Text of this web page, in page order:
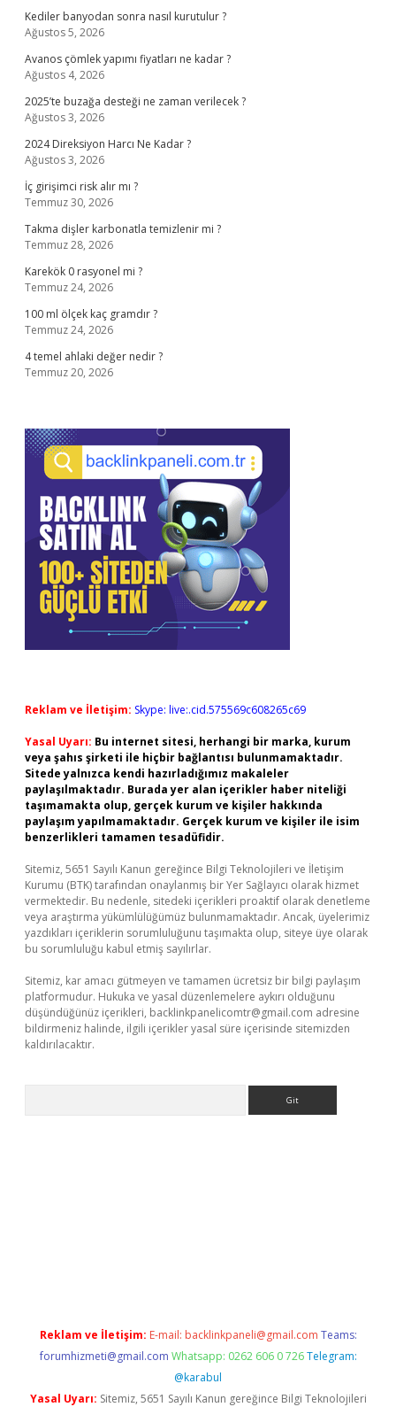
Kediler banyodan sonra nasıl kurutulur ?
Ağustos 5, 2026
Avanos çömlek yapımı fiyatları ne kadar ?
Ağustos 4, 2026
2025’te buzağa desteği ne zaman verilecek ?
Ağustos 3, 2026
2024 Direksiyon Harcı Ne Kadar ?
Ağustos 3, 2026
İç girişimci risk alır mı ?
Temmuz 30, 2026
Takma dişler karbonatla temizlenir mi ?
Temmuz 28, 2026
Karekök 0 rasyonel mi ?
Temmuz 24, 2026
100 ml ölçek kaç gramdır ?
Temmuz 24, 2026
4 temel ahlaki değer nedir ?
Temmuz 20, 2026
Reklam ve İletişim: Skype: live:.cid.575569c608265c69
Yasal Uyarı: Bu internet sitesi, herhangi bir marka, kurum
veya şahıs şirketi ile hiçbir bağlantısı bulunmamaktadır.
Sitede yalnızca kendi hazırladığımız makaleler
paylaşılmaktadır. Burada yer alan içerikler haber niteliği
taşımamakta olup, gerçek kurum ve kişiler hakkında
paylaşım yapılmamaktadır. Gerçek kurum ve kişiler ile isim
benzerlikleri tamamen tesadüfidir.
Sitemiz, 5651 Sayılı Kanun gereğince Bilgi Teknolojileri ve İletişim
Kurumu (BTK) tarafından onaylanmış bir Yer Sağlayıcı olarak hizmet
vermektedir. Bu nedenle, sitedeki içerikleri proaktif olarak denetleme
veya araştırma yükümlülüğümüz bulunmamaktadır. Ancak, üyelerimiz
yazdıkları içeriklerin sorumluluğunu taşımakta olup, siteye üye olarak
bu sorumluluğu kabul etmiş sayılırlar.
Sitemiz, kar amacı gütmeyen ve tamamen ücretsiz bir bilgi paylaşım
platformudur. Hukuka ve yasal düzenlemelere aykırı olduğunu
düşündüğünüz içerikleri, backlinkpanelicomtr@gmail.com adresine
bildirmeniz halinde, ilgili içerikler yasal süre içerisinde sitemizden
kaldırılacaktır.
Reklam ve İletişim: E-mail: backlinkpaneli@gmail.com Teams:
forumhizmeti@gmail.com Whatsapp: 0262 606 0 726 Telegram:
@karabul
Yasal Uyarı: Sitemiz, 5651 Sayılı Kanun gereğince Bilgi Teknolojileri